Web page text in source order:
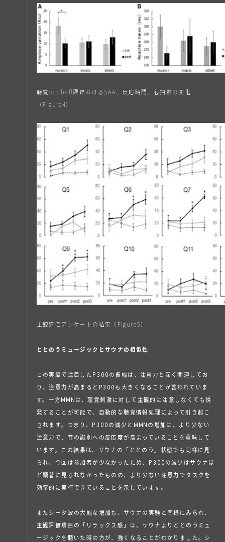
聴覚oddball課題おけるSAA、反応時間、心拍数の変化
（Figure4）
主観評価アンケートの結果（Figure5）
ととのう ミュージックとサウナの相似性
この実験で注目したP300の振幅は、注意力と深く関連してお
り、注意力が高まるとP300も大きくなることが言われていま
す。一方MMNは、聴覚刺激に対して主観的に注意しなくても誘
発することが可能で、自動的な聴覚情報処理によって引き起こ
されます。つまり、P300の減少とMMNの増加は、より少ない
注意力で、音の識別への反応度が高まっていることを意味して
います。この結果は、サウナの「ととのう」状態でも同様に見
られ、今回は参加者が少なかったため、P300の減少はサウナほ
ど顕著に見られなかったものの、より少ない注意力でタスクを
効率的に実行できていることを示しています。
またシータ波の大幅な増加も、サウナの実験と同様にみられ、
主観評価項目の「リラックス感」は、サウナよりととのうミュ
ージックを聴いた時の方が、強くなることがわかりました。シ